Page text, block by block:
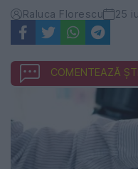
Raluca Florescu 25
COMENTEAZĂ